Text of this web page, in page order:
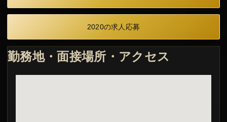
2020の求人応募
勤務地・面接場所・アクセス